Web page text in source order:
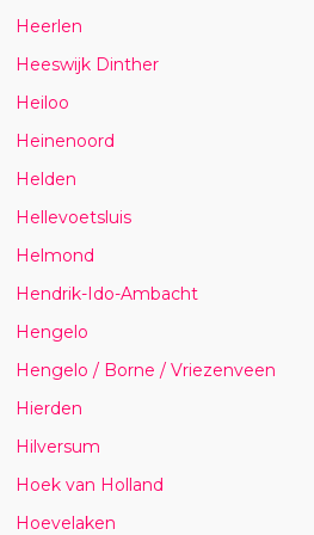
Heerlen
Heeswijk Dinther
Heiloo
Heinenoord
Helden
Hellevoetsluis
Helmond
Hendrik-Ido-Ambacht
Hengelo
Hengelo / Borne / Vriezenveen
Hierden
Hilversum
Hoek van Holland
Hoevelaken